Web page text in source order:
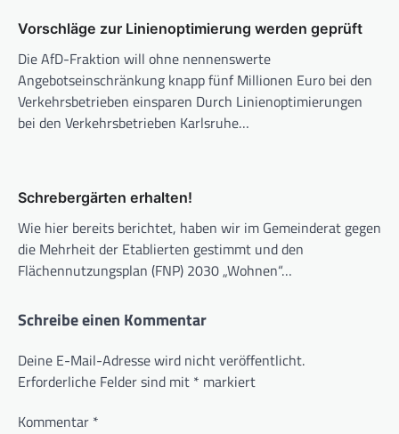
Vorschläge zur Linienoptimierung werden geprüft
Die AfD-Fraktion will ohne nennenswerte
Angebotseinschränkung knapp fünf Millionen Euro bei den
Verkehrsbetrieben einsparen Durch Linienoptimierungen
bei den Verkehrsbetrieben Karlsruhe…
Schrebergärten erhalten!
Wie hier bereits berichtet, haben wir im Gemeinderat gegen
die Mehrheit der Etablierten gestimmt und den
Flächennutzungsplan (FNP) 2030 „Wohnen“…
Schreibe einen Kommentar
Deine E-Mail-Adresse wird nicht veröffentlicht.
Erforderliche Felder sind mit * markiert
Kommentar *